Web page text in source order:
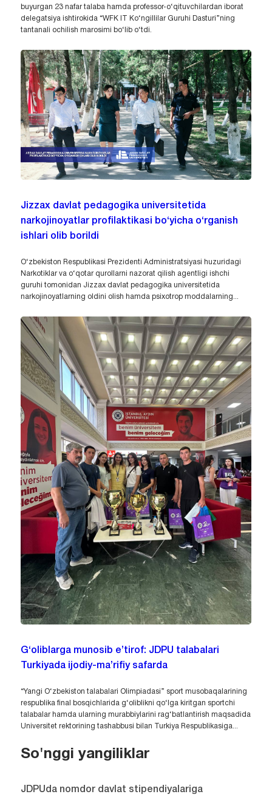
buyurgan 23 nafar talaba hamda professor-o‘qituvchilardan iborat
delegatsiya ishtirokida “WFK IT Ko‘ngillilar Guruhi Dasturi”ning
tantanali ochilish marosimi bo‘lib o‘tdi.
Jizzax davlat pedagogika universitetida
narkojinoyatlar profilaktikasi bo‘yicha o‘rganish
ishlari olib borildi
O‘zbekiston Respublikasi Prezidenti Administratsiyasi huzuridagi
Narkotiklar va o‘qotar qurollarni nazorat qilish agentligi ishchi
guruhi tomonidan Jizzax davlat pedagogika universitetida
narkojinoyatlarning oldini olish hamda psixotrop moddalarning...
G‘oliblarga munosib e’tirof: JDPU talabalari
Turkiyada ijodiy-ma’rifiy safarda
“Yangi O‘zbekiston talabalari Olimpiadasi” sport musobaqalarining
respublika final bosqichlarida g‘oliblikni qo‘lga kiritgan sportchi
talabalar hamda ularning murabbiylarini rag‘batlantirish maqsadida
Universitet rektorining tashabbusi bilan Turkiya Respublikasiga...
So'nggi yangiliklar
JDPUda nomdor davlat stipendiyalariga